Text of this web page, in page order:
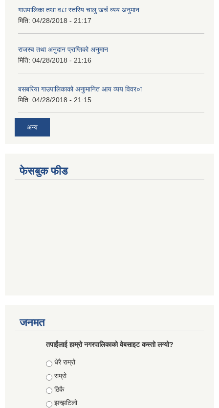
गाउपालिका तथा व८ा स्तरिय चालु खर्च व्यय अनुमान
मिति: 04/28/2018 - 21:17
राजस्व तथा अनुदान प्राप्तिको अनुमान
मिति: 04/28/2018 - 21:16
बसबरिया गाउपालिकाको अनुामानित आय व्यय विवर०ा
मिति: 04/28/2018 - 21:15
अन्य
फेसबुक फीड
जनमत
तपाईंलाई हाम्रो नगरपालिकाको वेबसाइट कस्तो लग्यो?
Choices
धेरै राम्रो
राम्रो
ठिकै
झन्झटिलो